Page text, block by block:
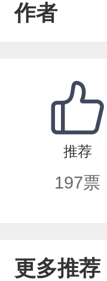
不伐之树，
作者
推荐
197票
更多推荐